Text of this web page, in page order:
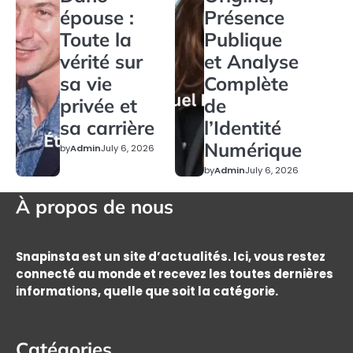
épouse :
Toute la
vérité sur
sa vie
privée et
sa carrière
byAdminJuly 6, 2026
Présence
Publique
et Analyse
Complète
de
l’Identité
Numérique
byAdminJuly 6, 2026
À propos de nous
Snapinsta est un site d’actualités. Ici, vous restez
connecté au monde et recevez les toutes dernières
informations, quelle que soit la catégorie.